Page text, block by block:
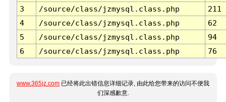
3 /source/class/jzmysql.class.php
211
4
/source/class/jzmysql.class.php
62
5
/source/class/jzmysql.class.php
94
6
/source/class/jzmysql.class.php 76
www.365jz.com 已经将此出错信息详细记录, 由此给您带来的访问不便我
们深感歉意.